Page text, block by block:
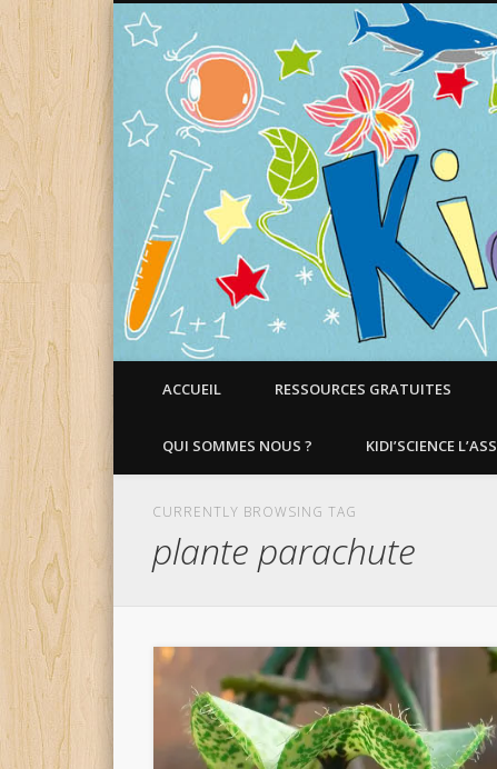
Faire aimer les Sciences aux Enfants !
ACCUEIL RESSOURCES GRATUITES
QUI SOMMES NOUS ? KIDI’SCIENCE
CURRENTLY BROWSING TAG
plante parachute